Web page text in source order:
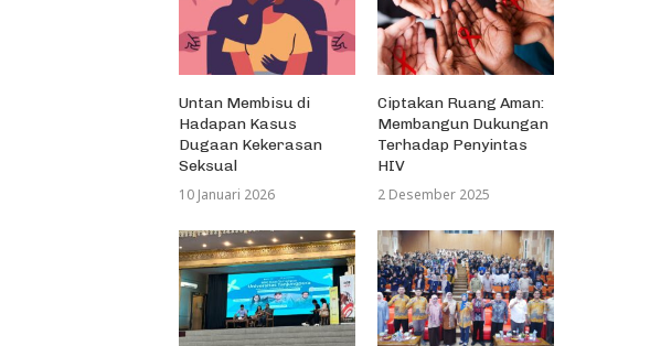
Untan Membisu di
Hadapan Kasus
Dugaan Kekerasan
Seksual
10 Januari 2026
Ciptakan Ruang Aman:
Membangun Dukungan
Terhadap Penyintas
HIV
2 Desember 2025